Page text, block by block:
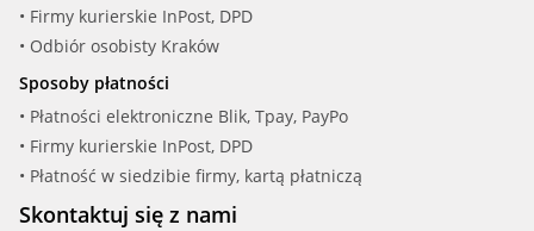
• Firmy kurierskie InPost, DPD
• Odbiór osobisty Kraków
Sposoby płatności
• Płatności elektroniczne Blik, Tpay, PayPo
• Firmy kurierskie InPost, DPD
• Płatność w siedzibie firmy, kartą płatniczą
Skontaktuj się z nami